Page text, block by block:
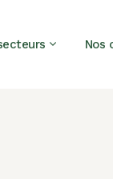
Nos